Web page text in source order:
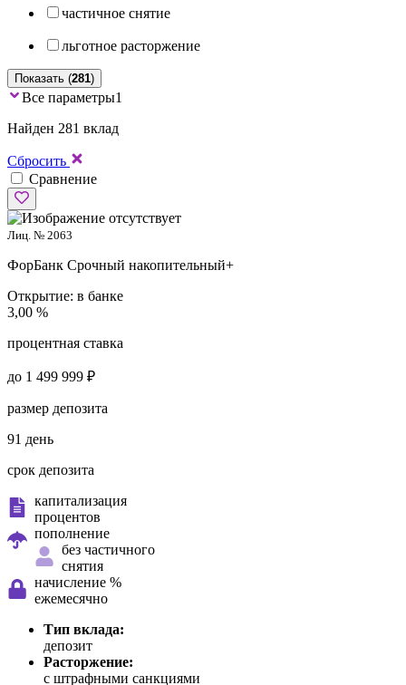
частичное снятие
льготное расторжение
Показать (281)
Все параметры1
Найден 281 вклад
Сбросить
Сравнение
Лиц. № 2063
ФорБанк Срочный накопительный+
Открытие: в банке
3,00 %
процентная ставка
до 1 499 999 ₽
размер депозита
91 день
срок депозита
капитализация
процентов
пополнение
без частичного
снятия
начисление %
ежемесячно
Тип вклада:
депозит
Расторжение:
с штрафными санкциями